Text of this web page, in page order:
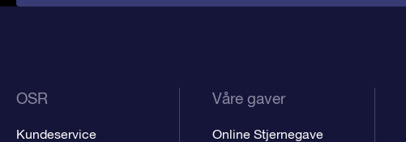
OSR
Kundeservice
Våre gaver
Online Stjernegave